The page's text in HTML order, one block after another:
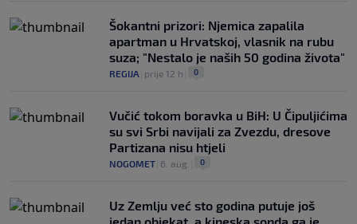
Šokantni prizori: Njemica zapalila
apartman u Hrvatskoj, vlasnik na rubu
suza; "Nestalo je naših 50 godina života"
REGIJA prije 12 h 0
Vučić tokom boravka u BiH: U Čipuljićima
su svi Srbi navijali za Zvezdu, dresove
Partizana nisu htjeli
NOGOMET 6. aug. 0
Uz Zemlju već sto godina putuje još
jedan objekat, a kineska sonda ga je